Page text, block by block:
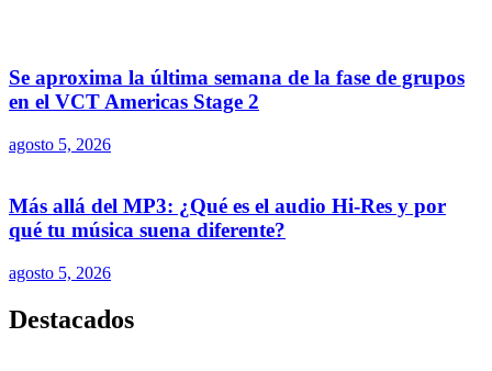
Se aproxima la última semana de la fase de grupos
en el VCT Americas Stage 2
agosto 5, 2026
Más allá del MP3: ¿Qué es el audio Hi-Res y por
qué tu música suena diferente?
agosto 5, 2026
Destacados